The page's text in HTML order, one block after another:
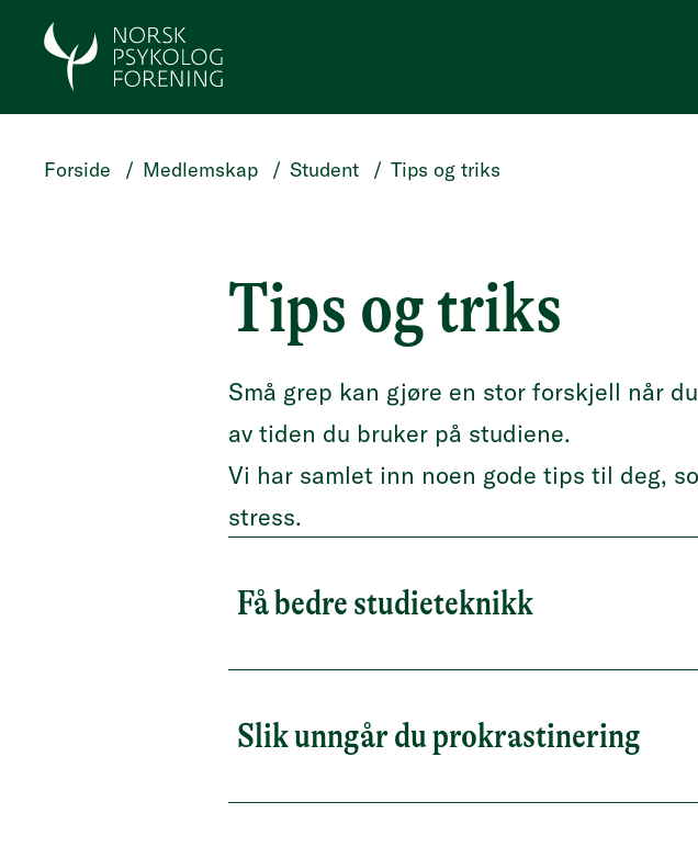
HOPP TIL HOVEDINNHOLD
Forside / Medlemskap / Student / Tips og triks
Tips og triks
Små grep kan gjøre en stor forskjell når
av tiden du bruker på studiene.
Vi har samlet inn noen gode tips til deg,
stress.
Få bedre studieteknikk
Slik unngår du prokrastinering